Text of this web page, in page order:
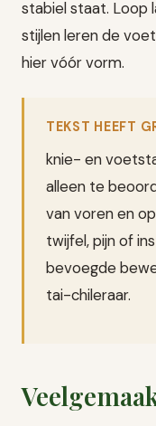
stabiel staat. Loop
stijlen leren de
hier vóór vorm.
TEKST HEEFT
knie- en
alleen te
van voren en
twijfel, pijn of
bevoegde
tai-chileraar.